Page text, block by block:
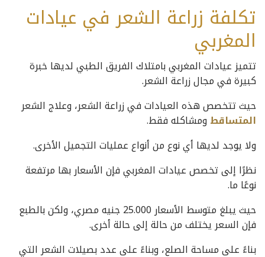
تكلفة زراعة الشعر في عيادات
المغربي
تتميز عيادات المغربي بامتلاك الفريق الطبي لديها خبرة
كبيرة في مجال زراعة الشعر.
حيث تتخصص هذه العيادات في زراعة الشعر، وعلاج الشعر
المتساقط ومشاكله فقط.
ولا يوجد لديها أي نوع من أنواع عمليات التجميل الأخرى.
نظرًا إلى تخصص عيادات المغربي فإن الأسعار بها مرتفعة
نوعًا ما.
حيث يبلغ متوسط الأسعار 25.000 جنيه مصري، ولكن بالطبع
فإن السعر يختلف من حالة إلى حالة أخرى.
بناءً على مساحة الصلع، وبناءً على عدد بصيلات الشعر التي